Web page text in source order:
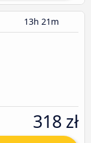
13h 21m
318 zł